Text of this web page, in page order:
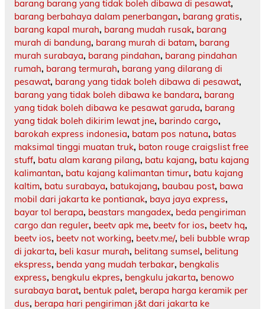
barang barang yang tidak boleh dibawa di pesawat,
barang berbahaya dalam penerbangan, barang gratis,
barang kapal murah, barang mudah rusak, barang
murah di bandung, barang murah di batam, barang
murah surabaya, barang pindahan, barang pindahan
rumah, barang termurah, barang yang dilarang di
pesawat, barang yang tidak boleh dibawa di pesawat,
barang yang tidak boleh dibawa ke bandara, barang
yang tidak boleh dibawa ke pesawat garuda, barang
yang tidak boleh dikirim lewat jne, barindo cargo,
barokah express indonesia, batam pos natuna, batas
maksimal tinggi muatan truk, baton rouge craigslist free
stuff, batu alam karang pilang, batu kajang, batu kajang
kalimantan, batu kajang kalimantan timur, batu kajang
kaltim, batu surabaya, batukajang, baubau post, bawa
mobil dari jakarta ke pontianak, baya jaya express,
bayar tol berapa, beastars mangadex, beda pengiriman
cargo dan reguler, beetv apk me, beetv for ios, beetv hq,
beetv ios, beetv not working, beetv.me/, beli bubble wrap
di jakarta, beli kasur murah, belitang sumsel, belitung
ekspress, benda yang mudah terbakar, bengkalis
express, bengkulu ekpres, bengkulu jakarta, benowo
surabaya barat, bentuk palet, berapa harga keramik per
dus, berapa hari pengiriman j&t dari jakarta ke